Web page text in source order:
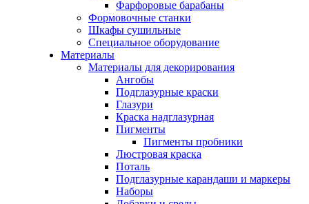
Фарфоровые барабаны
Формовочные станки
Шкафы сушильные
Специальное оборудование
Материалы
Материалы для декорирования
Ангобы
Подглазурные краски
Глазури
Краска надглазурная
Пигменты
Пигменты пробники
Люстровая краска
Поталь
Подглазурные карандаши и маркеры
Наборы